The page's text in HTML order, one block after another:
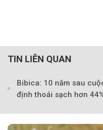
TIN LIÊN QUAN
Bibica: 10 năm sau
định thoái sạch hơn